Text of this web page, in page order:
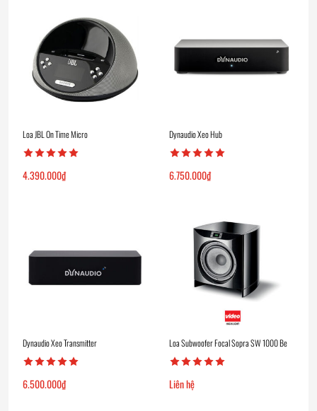
Loa JBL On Time Micro
4.390.000₫
Dynaudio Xeo Hub
6.750.000₫
Dynaudio Xeo Transmitter
6.500.000₫
Loa Subwoofer Focal Sopra SW 1000 Be
Liên hệ